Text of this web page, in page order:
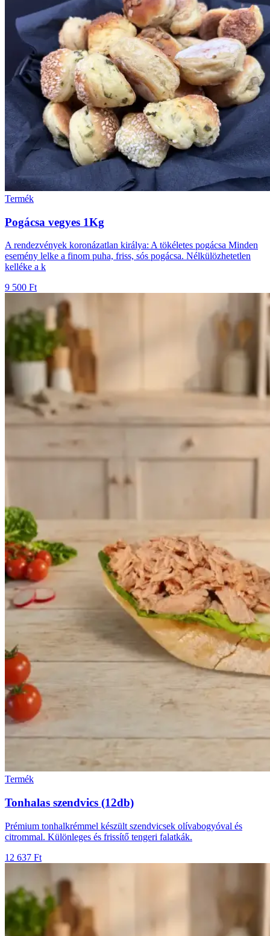
Termék
Pogácsa vegyes 1Kg
A rendezvények koronázatlan királya: A tökéletes pogácsa Minden
esemény lelke a finom puha, friss, sós pogácsa. Nélkülözhetetlen
kelléke a k
9 500 Ft
Termék
Tonhalas szendvics (12db)
Prémium tonhalkrémmel készült szendvicsek olívabogyóval és
citrommal. Különleges és frissítő tengeri falatkák.
12 637 Ft